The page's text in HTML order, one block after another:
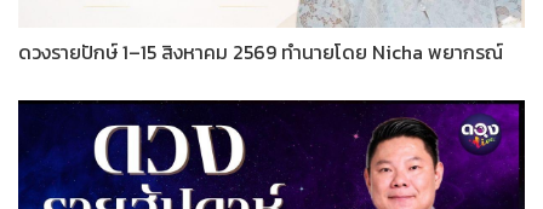
ดวงรายปักษ์ 1–15 สิงหาคม 2569 ทำนายโดย Nicha พยากรณ์